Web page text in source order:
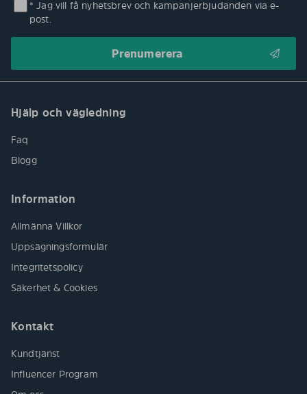
* Jag vill få nyhetsbrev och kampanjerbjudanden via e-
post.
Hjälp och vägledning
Faq
Blogg
Information
Allmänna Villkor
Uppsägningsformulär
Integritetspolicy
Säkerhet & Cookies
Kontakt
Kundtjänst
Influencer Program